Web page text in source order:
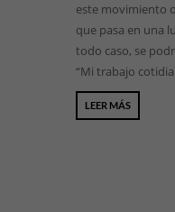
este movimiento
que pasa en una
todo caso, se
“Mi trabajo
LEER MÁS